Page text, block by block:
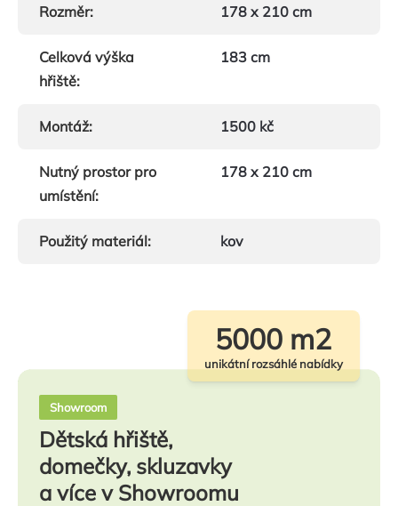
Rozměr: 178 x 210 cm
Celková výška
hřiště:
183 cm
Montáž: 1500 kč
Nutný prostor pro
umístění:
178 x 210 cm
Použitý materiál: kov
Showroom
Dětská hřiště,
domečky, skluzavky
a více v Showroomu
5000 m2
unikátní rozsáhlé nabídky